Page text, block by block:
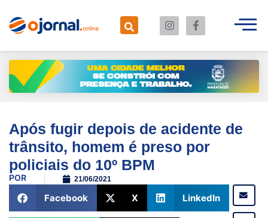
Após fugir depois de acidente de
trânsito, homem é preso por
policiais do 10º BPM
POR 21/06/2021
Facebook X LinkedIn